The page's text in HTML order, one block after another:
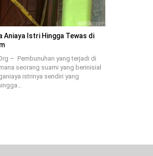
Aniaya Istri Hingga Tewas di
– Pembunuhan yang terjadi di
seorang suami yang berinisial
istrinya sendiri yang